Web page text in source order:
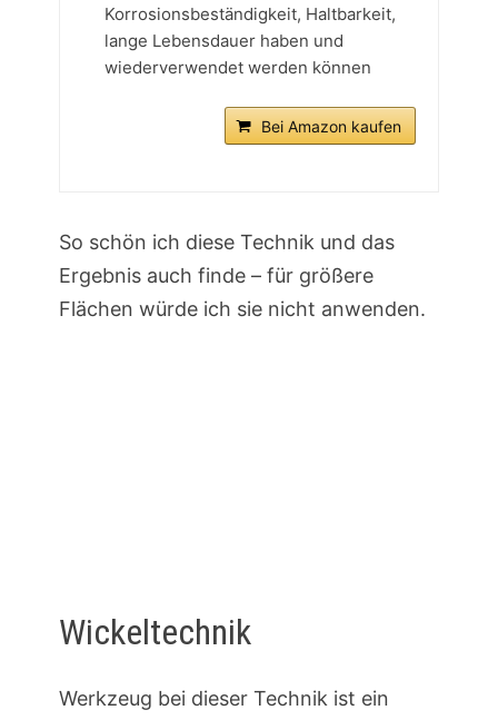
Korrosionsbeständigkeit, Haltbarkeit,
lange Lebensdauer haben und
wiederverwendet werden können
Bei Amazon kaufen
So schön ich diese Technik und das
Ergebnis auch finde – für größere
Flächen würde ich sie nicht anwenden.
Wickeltechnik
Werkzeug bei dieser Technik ist ein